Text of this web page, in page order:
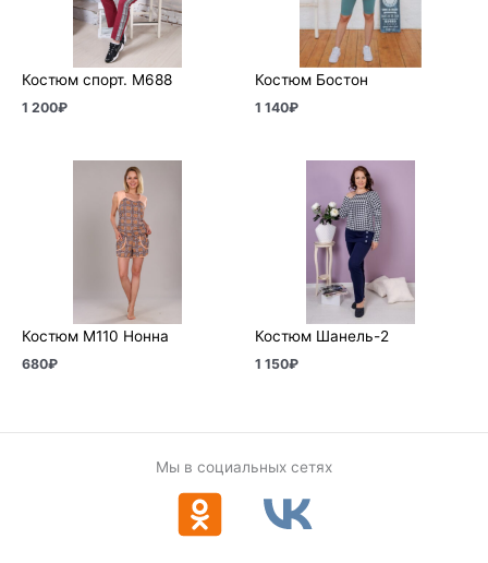
Костюм спорт. М688
1 200₽
Костюм Бостон
1 140₽
Костюм М110 Нонна
680₽
Костюм Шанель-2
1 150₽
Мы в социальных сетях